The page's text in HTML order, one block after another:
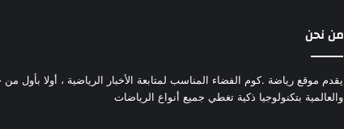
من نحن
يقدم موقع رياضة .كوم الفضاء المناسب لمتابعة الأخبار الرياضية ، أولا بأول
والعالمية بتكنولوجيا ذكية تغطي جميع أنواع الرياضات